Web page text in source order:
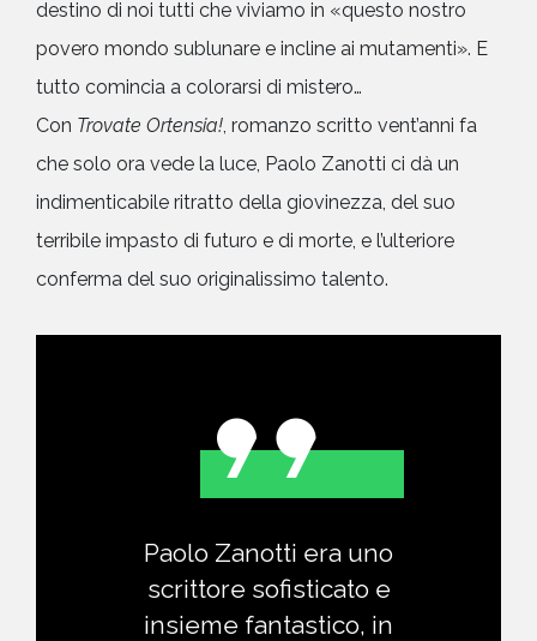
destino di noi tutti che viviamo in «questo nostro
povero mondo sublunare e incline ai mutamenti». E
tutto comincia a colorarsi di mistero…
Con Trovate Ortensia! , romanzo scritto vent’anni fa
che solo ora vede la luce, Paolo Zanotti ci dà un
indimenticabile ritratto della giovinezza, del suo
terribile impasto di futuro e di morte, e l’ulteriore
conferma del suo originalissimo talento.
Paolo Zanotti era uno
scrittore sofisticato e
insieme fantastico, in